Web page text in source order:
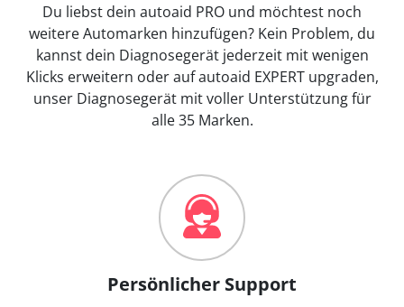
Du liebst dein autoaid PRO und möchtest noch
weitere Automarken hinzufügen? Kein Problem, du
kannst dein Diagnosegerät jederzeit mit wenigen
Klicks erweitern oder auf autoaid EXPERT upgraden,
unser Diagnosegerät mit voller Unterstützung für
alle 35 Marken.
Persönlicher Support